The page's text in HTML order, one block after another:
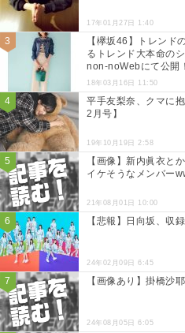
17年01月27日 1:40
【欅坂46】トレンド
るトレンド大本命の
non-noWebにて公開！
18年03月16日 11:50
平手友梨奈、クマに
2月号】
19年10月19日 2:58
【画像】新内眞衣と
イケそうなメンバー
21年08月01日 10:00
【悲報】日向坂、収
24年02月09日 6:45
【画像あり】掛橋沙
24年08月05日 6:05